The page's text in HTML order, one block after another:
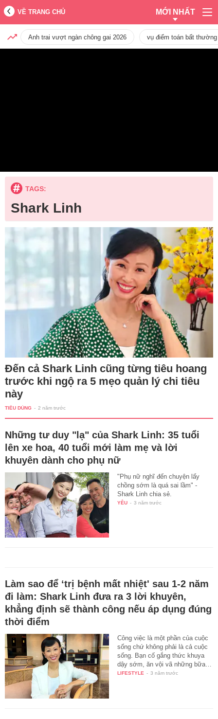
VỀ TRANG CHỦ MỚI NHẤT
Anh trai vượt ngàn chông gai 2026 vụ điểm toán bất
TAGS:
Shark Linh
Đến cả Shark Linh cũng từng tiêu hoang
trước khi ngộ ra 5 mẹo quản lý chi tiêu
này
TIÊU DÙNG - 2 năm trước
Những tư duy "lạ" của Shark Linh: 35 tuổi
lên xe hoa, 40 tuổi mới làm mẹ và lời
khuyên dành cho phụ nữ
"Phụ nữ nghĩ đến chuyện lấy
chồng sớm là quá sai lầm" -
Shark Linh chia sẻ.
YÊU - 3 năm trước
Làm sao để ‘trị bệnh mất nhiệt' sau 1-2 năm
đi làm: Shark Linh đưa ra 3 lời khuyên,
khẳng định sẽ thành công nếu áp dụng đúng
thời điểm
Công việc là một phần của cuộc
sống chứ không phải là cả cuộc
sống. Bạn cố gắng thức khuya
dậy sớm, ăn vội vã những bữa…
LIFESTYLE - 3 năm trước